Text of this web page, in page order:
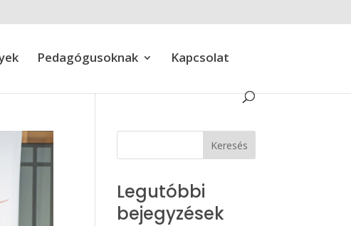
Pedagógusoknak Kapcsolat
Legutóbbi
bejegyzések